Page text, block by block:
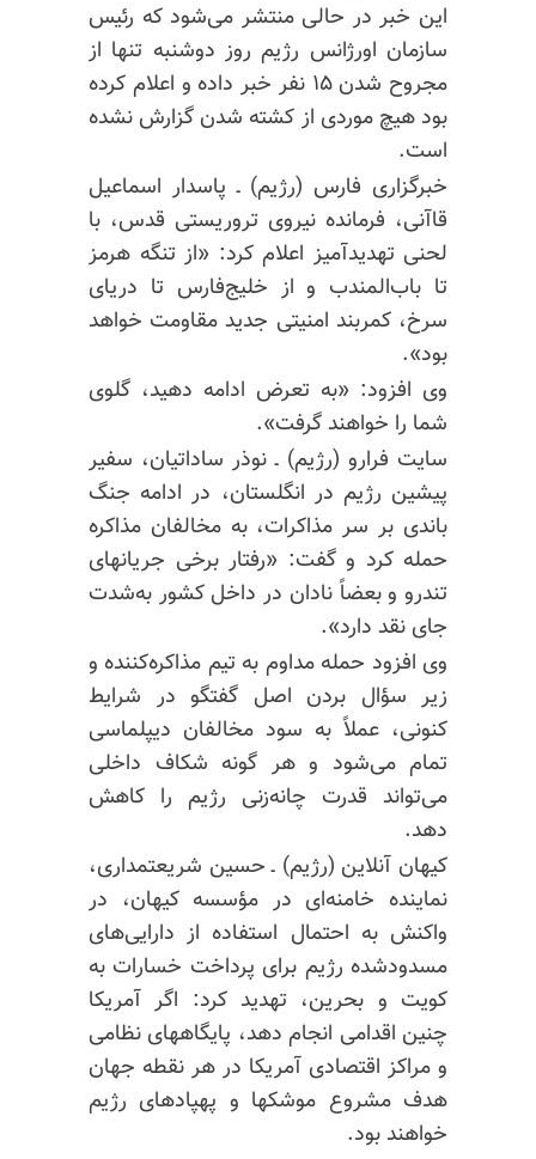
این خبر در حالی منتشر می‌شود که رئیس
سازمان اورژانس رژیم روز دوشنبه تنها از
مجروح شدن ۱۵ نفر خبر داده و اعلام کرده
بود هیچ موردی از کشته شدن گزارش نشده
است.
خبرگزاری فارس (رژیم) ـ پاسدار اسماعیل
قاآنی، فرمانده نیروی تروریستی قدس، با
لحنی تهدیدآمیز اعلام کرد: «از تنگه هرمز
تا باب‌المندب و از خلیج‌فارس تا دریای
سرخ، کمربند امنیتی جدید مقاومت خواهد
بود».
وی افزود: «به تعرض ادامه دهید، گلوی
شما را خواهند گرفت».
سایت فرارو (رژیم) ـ نوذر ساداتیان، سفیر
پیشین رژیم در انگلستان، در ادامه جنگ
باندی بر سر مذاکرات، به مخالفان مذاکره
حمله کرد و گفت: «رفتار برخی جریانهای
تندرو و بعضاً نادان در داخل کشور به‌شدت
جای نقد دارد».
وی افزود حمله مداوم به تیم مذاکره‌کننده و
زیر سؤال بردن اصل گفتگو در شرایط
کنونی، عملاً به سود مخالفان دیپلماسی
تمام می‌شود و هر گونه شکاف داخلی
می‌تواند قدرت چانه‌زنی رژیم را کاهش
دهد.
کیهان آنلاین (رژیم) ـ حسین شریعتمداری،
نماینده خامنه‌ای در مؤسسه کیهان، در
واکنش به احتمال استفاده از دارایی‌های
مسدودشده رژیم برای پرداخت خسارات به
کویت و بحرین، تهدید کرد: اگر آمریکا
چنین اقدامی انجام دهد، پایگاههای نظامی
و مراکز اقتصادی آمریکا در هر نقطه جهان
هدف مشروع موشکها و پهپادهای رژیم
خواهند بود.